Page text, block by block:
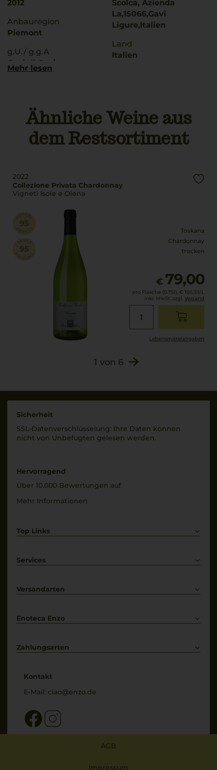
2012
Anbauregion
Piemont
g.U./ g.g.A
Gavi di Gavi
Trinktemperatur
Alkoholgehalt
Scolca, Azienda
La,15066,Gavi
Ligure,Italien
Land
Italien
trocken
Mehr lesen
Ähnliche Weine aus
dem Restsortiment
2022
Collezione Privata Chardonnay
Vigneti Isole e Olena
Toskana
Chardonnay
trocken
€ 79,00
pro Flasche (0.75l), € 105,33/L
inkl. MwSt. zzgl. Versand
Lebensmittel­angaben
1 von 6
Sicherheit
SSL-Daten­verschlüs­selung: Ihre Daten können
nicht von Unbe­fugten gelesen werden.
Hervorragend
Über 10.000 Bewertungen auf
Mehr Informationen
Top Links
Weißwein
Services
Kontakt
Versandarten
Enoteca Enzo
Bewertungs-Richtlinien
Zahlungsarten
Kontakt
E-Mail: ciao@enzo.de
AGB
Impressum